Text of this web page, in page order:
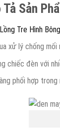
Tả Sản
Tre Hình
xử lý chống
chiếc đèn với
phối hợp